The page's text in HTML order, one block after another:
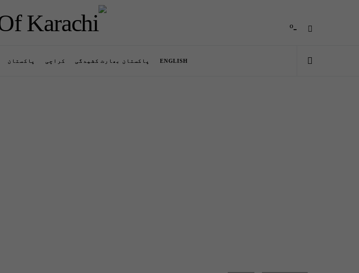
-º
ENGLISH پاکستان بھارت کشیدگی کراچی پاکستان